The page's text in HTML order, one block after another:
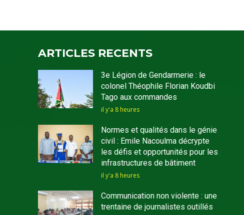
ARTICLES RECENTS
3e Légion de Gendarmerie : le
colonel Théophile Florian Koudbi
Tago aux commandes
il y'a 8 heures
Normes et qualités dans le génie
civil : Emile Nacoulma décrypte
les défis et opportunités pour les
infrastructures de bâtiment
il y'a 8 heures
Communication non violente : une
trentaine de journalistes outillés